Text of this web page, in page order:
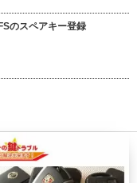
のスペアキー登録